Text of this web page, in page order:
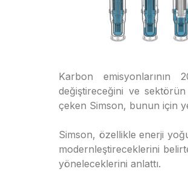
Karbon emisyonlarının
değiştireceğini ve
çeken Simson, bunun için
Simson, özellikle enerji
modernleştireceklerini
yöneleceklerini anlattı.